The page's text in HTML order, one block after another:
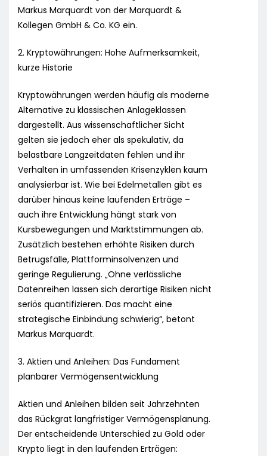
Markus Marquardt von der Marquardt &
Kollegen GmbH & Co. KG ein.
2. Kryptowährungen: Hohe Aufmerksamkeit,
kurze Historie
Kryptowährungen werden häufig als moderne
Alternative zu klassischen Anlageklassen
dargestellt. Aus wissenschaftlicher Sicht
gelten sie jedoch eher als spekulativ, da
belastbare Langzeitdaten fehlen und ihr
Verhalten in umfassenden Krisenzyklen kaum
analysierbar ist. Wie bei Edelmetallen gibt es
darüber hinaus keine laufenden Erträge –
auch ihre Entwicklung hängt stark von
Kursbewegungen und Marktstimmungen ab.
Zusätzlich bestehen erhöhte Risiken durch
Betrugsfälle, Plattforminsolvenzen und
geringe Regulierung. „Ohne verlässliche
Datenreihen lassen sich derartige Risiken nicht
seriös quantifizieren. Das macht eine
strategische Einbindung schwierig“, betont
Markus Marquardt.
3. Aktien und Anleihen: Das Fundament
planbarer Vermögensentwicklung
Aktien und Anleihen bilden seit Jahrzehnten
das Rückgrat langfristiger Vermögensplanung.
Der entscheidende Unterschied zu Gold oder
Krypto liegt in den laufenden Erträgen: